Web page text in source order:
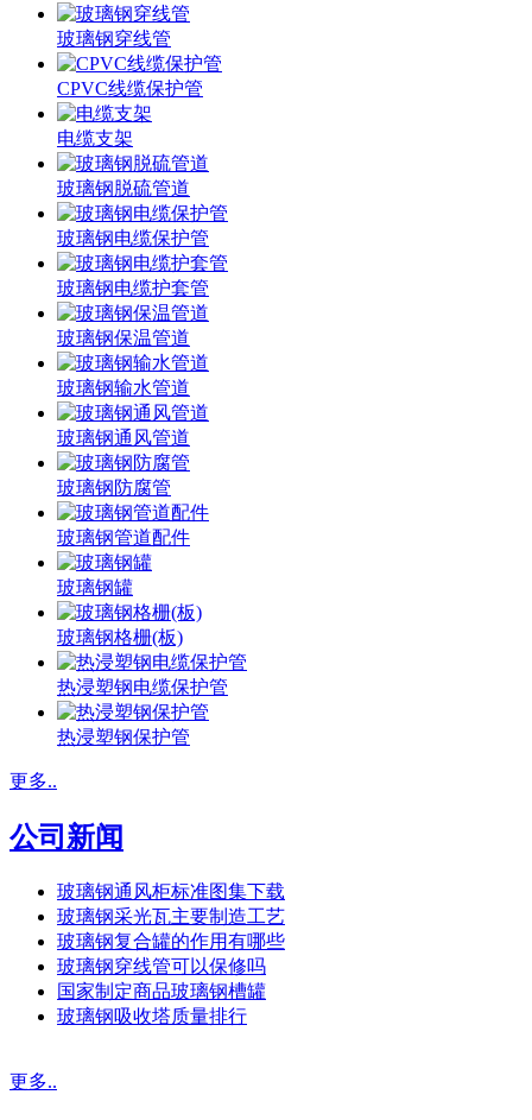
玻璃钢穿线管
CPVC线缆保护管
电缆支架
玻璃钢脱硫管道
玻璃钢电缆保护管
玻璃钢电缆护套管
玻璃钢保温管道
玻璃钢输水管道
玻璃钢通风管道
玻璃钢防腐管
玻璃钢管道配件
玻璃钢罐
玻璃钢格栅(板)
热浸塑钢电缆保护管
热浸塑钢保护管
更多..
公司新闻
玻璃钢通风柜标准图集下载
玻璃钢采光瓦主要制造工艺
玻璃钢复合罐的作用有哪些
玻璃钢穿线管可以保修吗
国家制定商品玻璃钢槽罐
玻璃钢吸收塔质量排行
更多..